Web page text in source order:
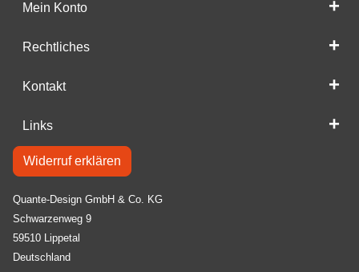
Mein Konto
Rechtliches
Kontakt
Links
Widerruf erklären
Quante-Design GmbH & Co. KG
Schwarzenweg 9
59510 Lippetal
Deutschland